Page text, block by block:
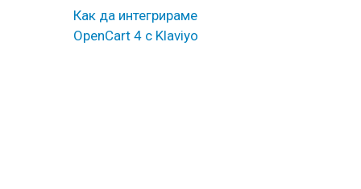
Как да интегрираме
OpenCart 4 с Klaviyo